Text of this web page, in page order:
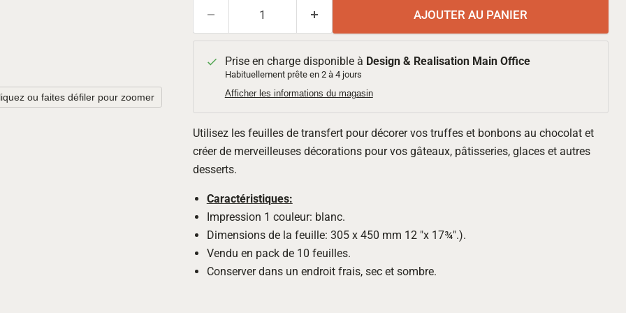
ou faites défiler pour zoomer
AJOUTER AU PANIER
Prise en charge disponible à Design & Realisation Main Office
Habituellement prête en 2 à 4 jours
Afficher les informations du magasin
Utilisez les feuilles de transfert pour décorer vos truffes et bonbons au chocolat et
créer de merveilleuses décorations pour vos gâteaux, pâtisseries, glaces et autres
desserts.
Caractéristiques:
Impression 1 couleur: blanc.
Dimensions de la feuille: 305 x 450 mm 12 "x 17¾".).
Vendu en pack de 10 feuilles.
Conserver dans un endroit frais, sec et sombre.